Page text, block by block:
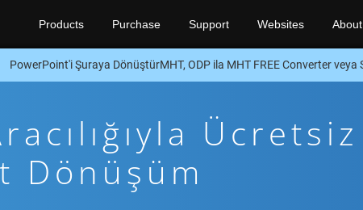
Products Purchase Support Websites About
PowerPoint'i Şuraya DönüştürMHT, ODP ila MHT FREE Converter veya
Ücretsiz
Dönüşüm